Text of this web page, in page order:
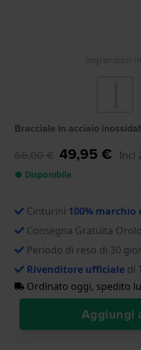
Ingrandisci
Bracciale in acciaio
66,00 € 49,95 € Incl
● Disponibile
Cinturini 100%
Consegna Gratuita
Periodo di reso di 30
Rivenditore ufficiale di
Ordinato oggi, spedito
Aggiungi